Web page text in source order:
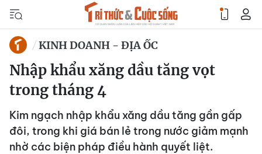
KINH DOANH - ĐỊA ỐC
Nhập khẩu xăng dầu tăng vọt
trong tháng 4
Kim ngạch nhập khẩu xăng dầu tăng gần gấp
đôi, trong khi giá bán lẻ trong nước giảm mạnh
nhờ các biện pháp điều hành quyết liệt.